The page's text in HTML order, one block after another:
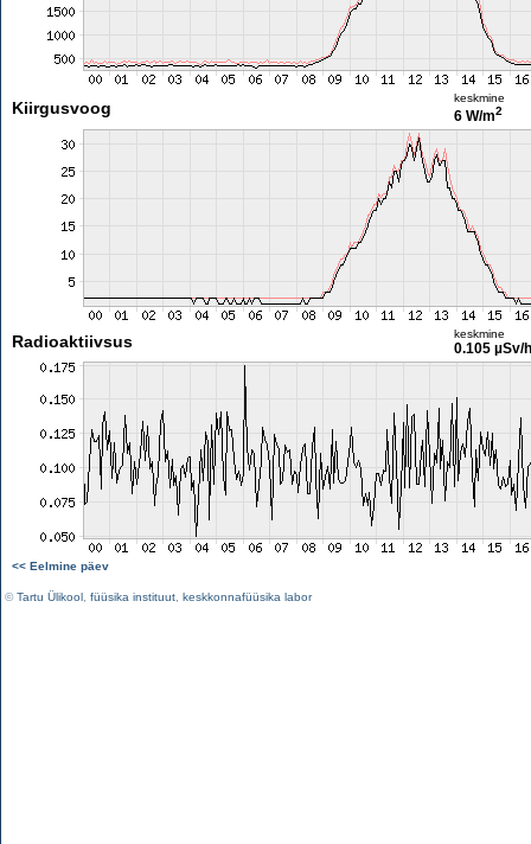
Kiirgusvoog
keskmine
6 W/m2
Radioaktiivsus keskmine
0.105 µSv/h
<< Eelmine päev
©Tartu Ülikool füüsika instituut keskkonnafüüsika labor